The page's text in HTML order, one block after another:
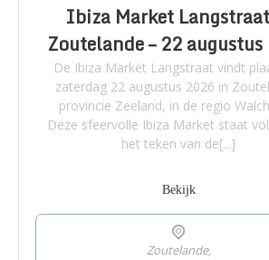
Ibiza Market
Zoutelande – 22
De Ibiza Market Langstraat vindt
zaterdag 22 augustus 2026 in
provincie Zeeland, in de regio
Deze sfeervolle Ibiza Market staat
het teken van de[...]
Bekijk
Zoutelande,